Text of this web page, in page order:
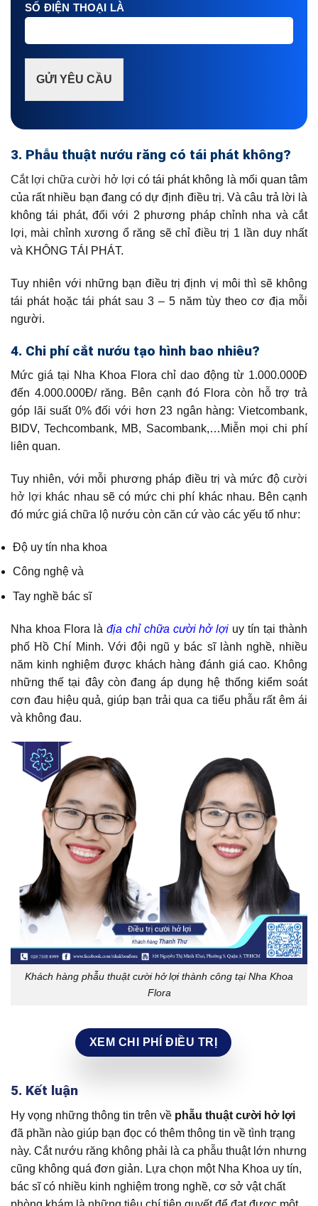
SỐ ĐIỆN THOẠI LÀ
GỬI YÊU CẦU
3. Phẫu thuật nướu răng có tái phát không?
Cắt lợi chữa cười hở lợi có tái phát không là mối quan tâm
của rất nhiều bạn đang có dự định điều trị. Và câu trả lời là
không tái phát, đối với 2 phương pháp chỉnh nha và cắt
lợi, mài chỉnh xương ổ răng sẽ chỉ điều trị 1 lần duy nhất
và KHÔNG TÁI PHÁT.
Tuy nhiên với những bạn điều trị định vị môi thì sẽ không
tái phát hoặc tái phát sau 3 – 5 năm tùy theo cơ địa mỗi
người.
4. Chi phí cắt nướu tạo hình bao nhiêu?
Mức giá tại Nha Khoa Flora chỉ dao động từ 1.000.000Đ
đến 4.000.000Đ/ răng. Bên cạnh đó Flora còn hỗ trợ trả
góp lãi suất 0% đối với hơn 23 ngân hàng: Vietcombank,
BIDV, Techcombank, MB, Sacombank,…Miễn mọi chi phí
liên quan.
Tuy nhiên, với mỗi phương pháp điều trị và mức độ cười
hở lợi khác nhau sẽ có mức chi phí khác nhau. Bên cạnh
đó mức giá chữa lộ nướu còn căn cứ vào các yếu tố như:
Độ uy tín nha khoa
Công nghệ và
Tay nghề bác sĩ
Nha khoa Flora là địa chỉ chữa cười hở lợi uy tín tại thành
phố Hồ Chí Minh. Với đội ngũ y bác sĩ lành nghề, nhiều
năm kinh nghiệm được khách hàng đánh giá cao. Không
những thế tại đây còn đang áp dụng hệ thống kiểm soát
cơn đau hiệu quả, giúp bạn trải qua ca tiểu phẫu rất êm ái
và không đau.
Khách hàng phẫu thuật cười hở lợi thành công tại Nha Khoa
Flora
XEM CHI PHÍ ĐIỀU TRỊ
5. Kết luận
Hy vọng những thông tin trên về phẫu thuật cười hở lợi
đã phần nào giúp bạn đọc có thêm thông tin về tình trạng
này. Cắt nướu răng không phải là ca phẫu thuật lớn nhưng
cũng không quá đơn giản. Lựa chọn một Nha Khoa uy tín,
bác sĩ có nhiều kinh nghiệm trong nghề, cơ sở vật chất